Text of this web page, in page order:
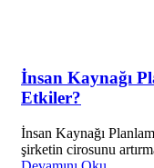
İnsan Kaynağı
Etkiler?
İnsan Kaynağı
şirketin cirosunu